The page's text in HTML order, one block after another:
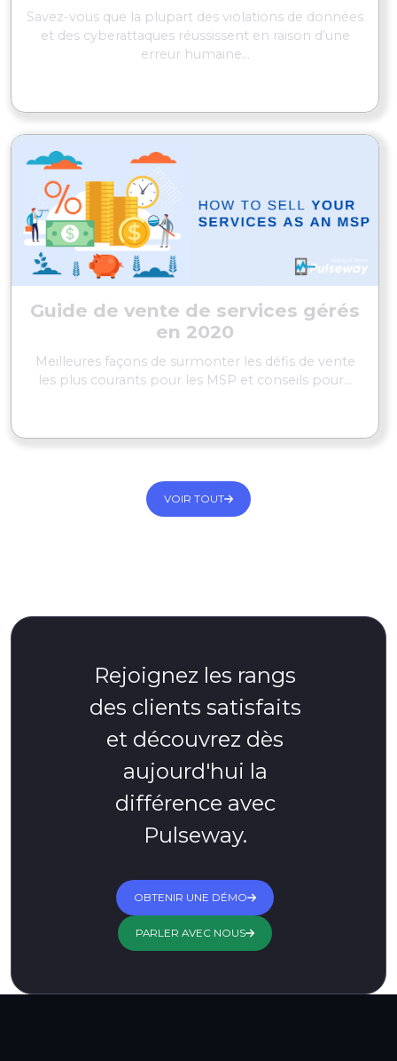
Savez-vous que la plupart des violations de données
et des cyberattaques réussissent en raison d’une
erreur humaine...
Guide de vente de services gérés
en 2020
Meilleures façons de surmonter les défis de vente
les plus courants pour les MSP et conseils pour...
VOIR TOUT
Rejoignez les rangs
des clients satisfaits
et découvrez dès
aujourd'hui la
différence avec
Pulseway.
OBTENIR UNE DÉMO
PARLER AVEC NOUS